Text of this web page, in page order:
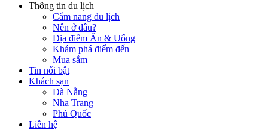
Thông tin du lịch
Cẩm nang du lịch
Nên ở đâu?
Địa điểm Ăn & Uống
Khám phá điểm đến
Mua sắm
Tin nổi bật
Khách sạn
Đà Nẵng
Nha Trang
Phú Quốc
Liên hệ